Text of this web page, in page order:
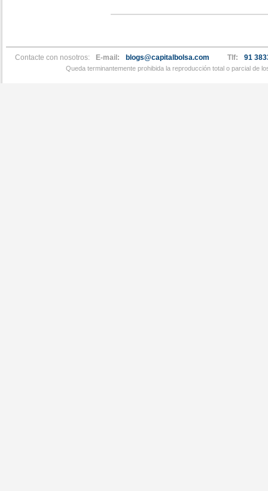
Contacte con nosotros: E-mail: blogs@capitalbolsa.com Tlf: 91
Queda terminantemente prohibida la reproducción total o parcial de